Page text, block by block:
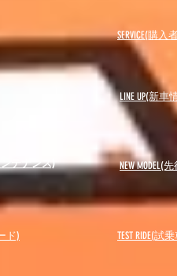
SERVICE(購
LINE UP(新車
ンテナンス) NEW MODEL(先
ド) ​TEST RIDE(試